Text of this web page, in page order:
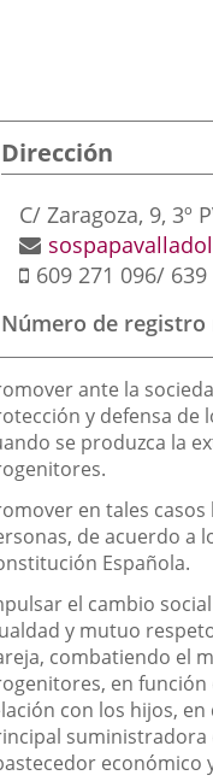
Dirección
Dirección
postal
C/ Zaragoza, 9, 3º P
Dirección
de
electrónico
Móvil
609 271 096/
Número de registro
ante la
y defensa de
se produzca la
en tales
de acuerdo a
Española.
el cambio
y mutuo
combatiendo el
en función
con los hijos,
suministradora
económico